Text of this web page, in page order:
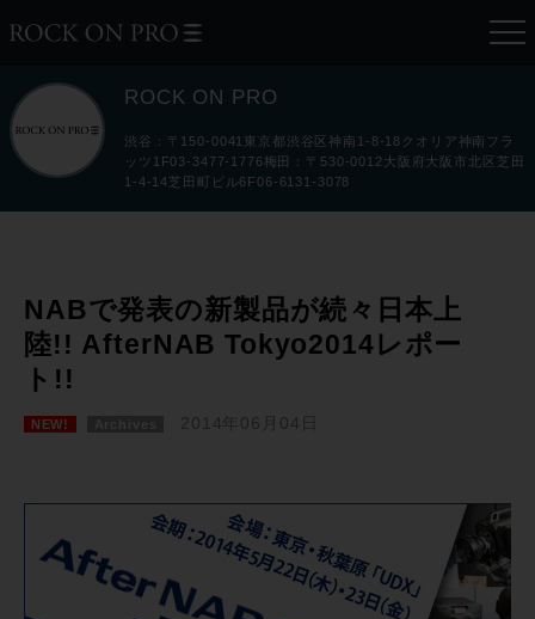
ROCK ON PRO
渋谷：〒150-0041東京都渋谷区神南1-8-18クオリア神南フラ
ッツ1F03-3477-1776梅田：〒530-0012大阪府大阪市北区芝田
1-4-14芝田町ビル6F06-6131-3078
NABで発表の新製品が続々日本上
陸!! AfterNAB Tokyo2014レポー
ト!!
NEW! 2014年06月04日